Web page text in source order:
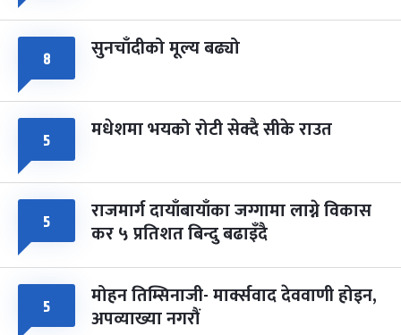
८ सुनचाँदीको मूल्य बढ्यो
५ मधेशमा भयको रोटी सेक्दै सीके राउत
५ राजमार्ग दायाँबायाँका जग्गामा लाग्ने विकास
कर ५ प्रतिशत बिन्दु बढाइँदै
५ मोहन तिम्सिनाजी- मार्क्सवाद देववाणी होइन,
अपव्याख्या नगरौं